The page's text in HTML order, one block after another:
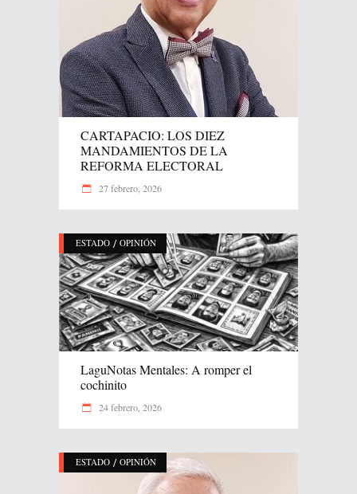
CARTAPACIO: LOS DIEZ
MANDAMIENTOS DE LA
REFORMA ELECTORAL
27 febrero, 2026
ESTADO / OPINIÓN
LaguNotas Mentales: A romper el
cochinito
24 febrero, 2026
ESTADO / OPINIÓN